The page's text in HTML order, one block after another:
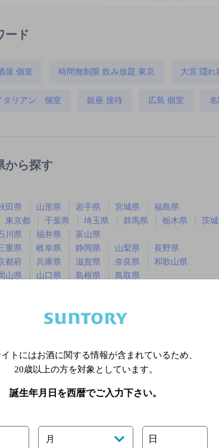
ード
屋 個室 時間無制限 飲み放題 東京 大宮 隠れ
リアン 個室 銀座 接待 広島 個室
から探す
田県 山形県 岩手県 宮城県
福島県
東京都 千葉県 埼玉県 群馬県 栃木県
茨
川県 福井県
富山県
重県 岐阜県 静岡県 山梨県
長野県
都府 兵庫県 滋賀県 奈良県
和歌山県
山県 山口県 島根県
鳥取県
※店舗によりハイボール取り扱い銘
トにはお酒に関する情報が含まれているため、
20歳以上の方を対象としています。
誕生年月日を西暦でご入力下さい。
月 日